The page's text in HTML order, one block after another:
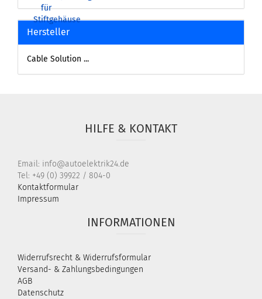
Hersteller
Cable Solution ...
HILFE & KONTAKT
Email: info@autoelektrik24.de
Tel: +49 (0) 39922 / 804-0
Kontaktformular
Impressum
INFORMATIONEN
Widerrufsrecht & Widerrufsformular
Versand- & Zahlungsbedingungen
AGB
Datenschutz